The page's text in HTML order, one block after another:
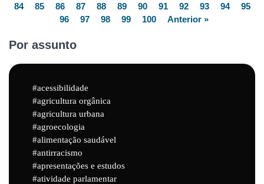
84
85 86 87 88 89 90 91 92 93 94
95
96
97 98 99 100 Anterior »
Por assunto
acessibilidade
agricultura orgânica
agricultura urbana
agroecologia
alimentação saudável
antirracismo
apresentações e estudos
atividade parlamentar